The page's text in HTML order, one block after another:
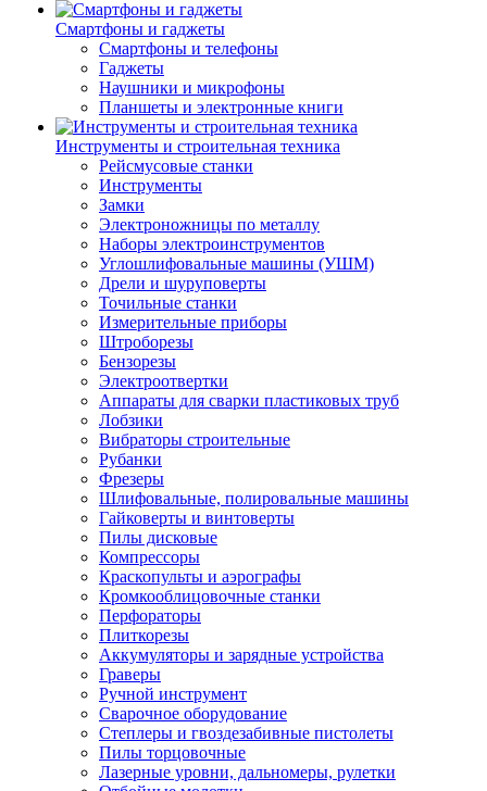
Смартфоны и гаджеты
Смартфоны и телефоны
Гаджеты
Наушники и микрофоны
Планшеты и электронные книги
Инструменты и строительная техника
Рейсмусовые станки
Инструменты
Замки
Электроножницы по металлу
Наборы электроинструментов
Углошлифовальные машины (УШМ)
Дрели и шуруповерты
Точильные станки
Измерительные приборы
Штроборезы
Бензорезы
Электроотвертки
Аппараты для сварки пластиковых труб
Лобзики
Вибраторы строительные
Рубанки
Фрезеры
Шлифовальные, полировальные машины
Гайковерты и винтоверты
Пилы дисковые
Компрессоры
Краскопульты и аэрографы
Кромкооблицовочные станки
Перфораторы
Плиткорезы
Аккумуляторы и зарядные устройства
Граверы
Ручной инструмент
Сварочное оборудование
Степлеры и гвоздезабивные пистолеты
Пилы торцовочные
Лазерные уровни, дальномеры, рулетки